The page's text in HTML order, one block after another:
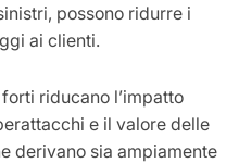
possono ridurre i
ai clienti.
riducano l’impatto
e il valore delle
derivano sia ampiamente